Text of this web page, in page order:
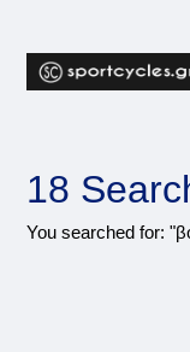
content
18
You searched for: